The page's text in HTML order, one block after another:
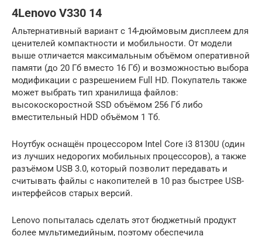
4Lenovo V330 14
Альтернативный вариант с 14-дюймовым дисплеем для
ценителей компактности и мобильности. От модели
выше отличается максимальным объёмом оперативной
памяти (до 20 Гб вместо 16 Гб) и возможностью выбора
модификации с разрешением Full HD. Покупатель также
может выбрать тип хранилища файлов:
высокоскоростной SSD объёмом 256 Гб либо
вместительный HDD объёмом 1 Тб.
Ноутбук оснащён процессором Intel Core i3 8130U (один
из лучших недорогих мобильных процессоров), а также
разъёмом USB 3.0, который позволит передавать и
считывать файлы с накопителей в 10 раз быстрее USB-
интерфейсов старых версий.
Lenovo попыталась сделать этот бюджетный продукт
более мультимедийным, поэтому обеспечила